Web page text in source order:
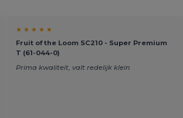
★ ★ ★ ★ ★
Fruit of the Loom SC210 - Super Premium
T (61-044-0)
Prima kwaliteit, valt redelijk klein